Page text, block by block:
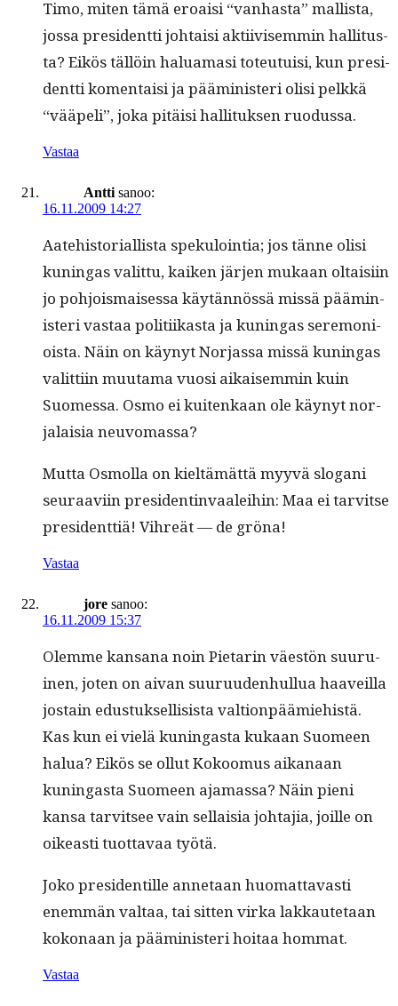
Timo, miten tämä eroaisi “van­has­ta” mallista,
jos­sa pres­i­dent­ti johtaisi akti­ivisem­min hal­li­tus­
ta? Eikös täl­löin halu­a­masi toteu­tu­isi, kun pres­i­
dent­ti komen­taisi ja päämin­is­teri olisi pelkkä
“vääpeli”, joka pitäisi hal­li­tuk­sen ruodussa.
Vastaa
Antti sanoo:
16.11.2009 14:27
Aate­his­to­ri­al­lista speku­loin­tia; jos tänne olisi
kuningas valit­tu, kaiken jär­jen mukaan oltaisi­in
jo pohjo­is­maises­sa käytän­nössä mis­sä päämin­
is­teri vas­taa poli­ti­ikas­ta ja kuningas ser­e­mo­ni­
oista. Näin on käynyt Nor­jas­sa mis­sä kuningas
valit­ti­in muu­ta­ma vuosi aikaisem­min kuin
Suomes­sa. Osmo ei kuitenkaan ole käynyt nor­
jalaisia neuvomassa?
Mut­ta Osmol­la on kieltämät­tä myyvä slo­gani
seu­raavi­in pres­i­dentin­vaalei­hin: Maa ei tarvitse
pres­i­dent­tiä! Vihreät — de gröna!
Vastaa
jore sanoo:
16.11.2009 15:37
Olemme kansana noin Pietarin väestön suu­ru­
inen, joten on aivan suu­ru­u­den­hul­lua haaveil­la
jostain edus­tuk­sel­li­sista val­tion­päämiehistä.
Kas kun ei vielä kuningas­ta kukaan Suomeen
halua? Eikös se ollut Kokoomus aikanaan
kuningas­ta Suomeen aja­mas­sa? Näin pieni
kansa tarvit­see vain sel­l­aisia johta­jia, joille on
oikeasti tuot­tavaa työtä.
Joko pres­i­den­tille annetaan huo­mat­tavasti
enem­män val­taa, tai sit­ten vir­ka lakkaute­taan
kokon­aan ja päämin­is­teri hoitaa hommat.
Vastaa